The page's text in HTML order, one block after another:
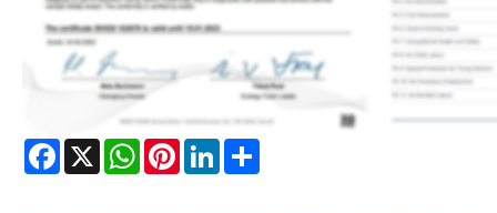
Facebook WhatsAppPinterestLinkedIn